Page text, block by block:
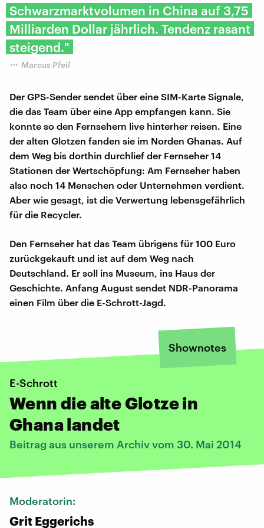
Schwarzmarktvolumen in China auf 3,75
Milliarden Dollar jährlich. Tendenz rasant
steigend."
Marcus Pfeil
Der GPS-Sender sendet über eine SIM-Karte Signale,
die das Team über eine App empfangen kann. Sie
konnte so den Fernsehern live hinterher reisen. Eine
der alten Glotzen fanden sie im Norden Ghanas. Auf
dem Weg bis dorthin durchlief der Fernseher 14
Stationen der Wertschöpfung: Am Fernseher haben
also noch 14 Menschen oder Unternehmen verdient.
Aber wie gesagt, ist die Verwertung lebensgefährlich
für die Recycler.
Den Fernseher hat das Team übrigens für 100 Euro
zurückgekauft und ist auf dem Weg nach
Deutschland. Er soll ins Museum, ins Haus der
Geschichte. Anfang August sendet NDR-Panorama
einen Film über die E-Schrott-Jagd.
Shownotes
E-Schrott
Wenn die alte Glotze in
Ghana landet
Beitrag aus unserem Archiv vom 30. Mai 2014
Moderatorin:
Grit Eggerichs